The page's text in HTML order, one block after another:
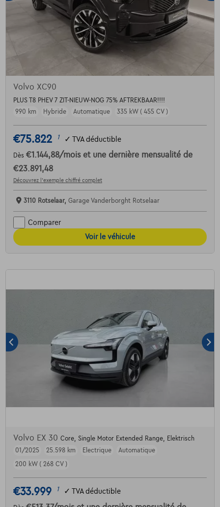
Volvo XC90
PLUS T8 PHEV 7 ZIT-NIEUW-NOG 75% AFTREKBAAR!!!!
990 km
Hybride Automatique 335 kW ( 455 CV )
€75.822 1 ✓ TVA déductible
Dès €1.144,88/mois et une dernière mensualité de
€23.891,48
Découvrez l’exemple chiffré complet
3110 Rotselaar, Garage Vanderborght Rotselaar
Comparer
Voir le véhicule
Volvo EX 30 Core, Single Motor Extended Range, Elektrisch
01/2025
25.598 km Electrique
Automatique
200 kW ( 268 CV )
€33.999 1 ✓ TVA déductible